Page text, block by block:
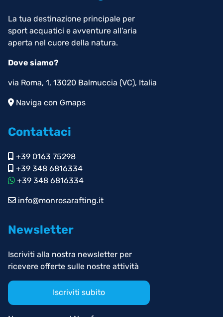
La tua destinazione principale per
sport acquatici e avventure all'aria
aperta nel cuore della natura.
Dove siamo?
via Roma, 1, 13020 Balmuccia (VC), Italia
Naviga con Gmaps
Contattaci
+39 0163 75298
+39 348 6816334
+39 348 6816334
info@monrosarafting.it
Newsletter
Iscriviti alla nostra newsletter per
ricevere offerte sulle nostre attività
Iscriviti subito